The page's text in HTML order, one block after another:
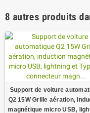
8 autres produits
Support de voiture
Q2 15W Grille aération,
magnétique micro USB,